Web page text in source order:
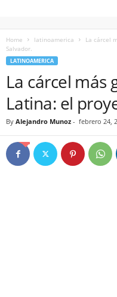
Home latinoamerica
La cárcel
Salvador.
LATINOAMERICA
La cárcel más
Latina: el
By Alejandro Munoz - febrero 24,